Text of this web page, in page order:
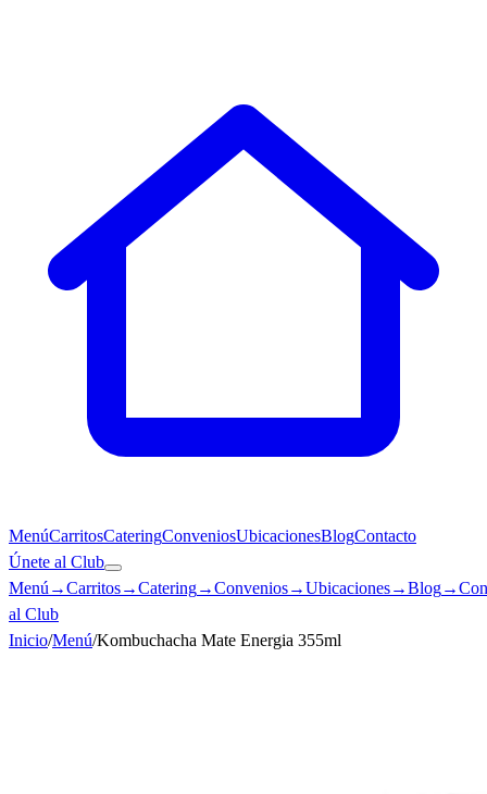
MenúCarritosCateringConveniosUbicacionesBlogContacto
Únete al Club
Menú →Carritos→Catering→Convenios→Ubicaciones→Blog→
al Club
Inicio/Menú/Kombuchacha Mate Energia 355ml